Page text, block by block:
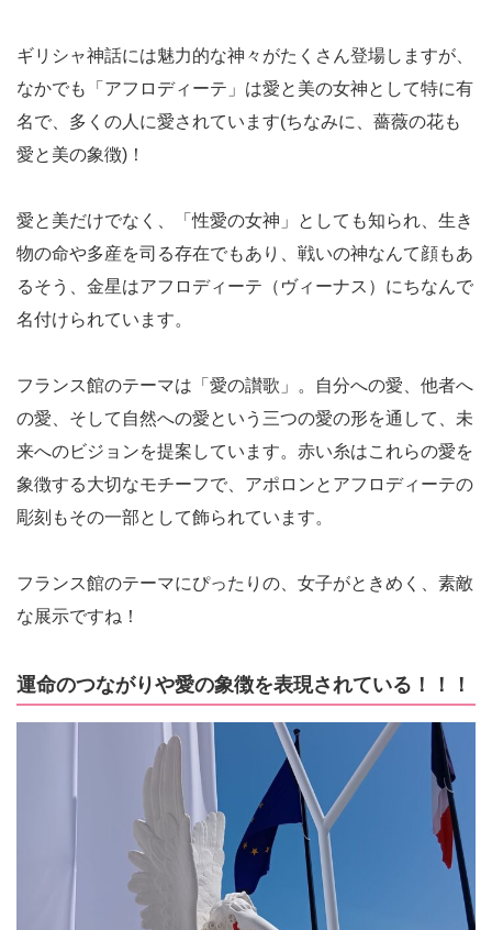
ギリシャ神話には魅力的な神々がたくさん登場しますが、
なかでも「アフロディーテ」は愛と美の女神として特に有
名で、多くの人に愛されています(ちなみに、薔薇の花も
愛と美の象徴)！
愛と美だけでなく、「性愛の女神」としても知られ、生き
物の命や多産を司る存在でもあり、戦いの神なんて顔もあ
るそう、金星はアフロディーテ（ヴィーナス）にちなんで
名付けられています。
フランス館のテーマは「愛の讃歌」。自分への愛、他者へ
の愛、そして自然への愛という三つの愛の形を通して、未
来へのビジョンを提案しています。赤い糸はこれらの愛を
象徴する大切なモチーフで、アポロンとアフロディーテの
彫刻もその一部として飾られています。
フランス館のテーマにぴったりの、女子がときめく、素敵
な展示ですね！
運命のつながりや愛の象徴を表現されている！！！